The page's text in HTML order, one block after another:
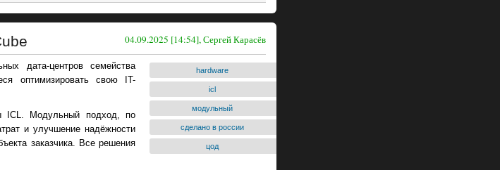
04.09.2025 [14:54], Сергей Карасёв
hardware
icl
модульный
сделано в россии
цод
дата-центров семейства
оптимизировать свою IT-
ICL. Модульный подход, по
и улучшение надёжности
заказчика. Все решения